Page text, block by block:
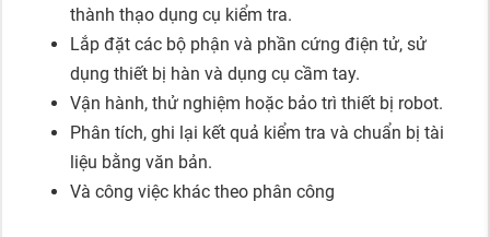
thành thạo dụng cụ kiểm tra.
Lắp đặt các bộ phận và phần cứng điện tử, sử
dụng thiết bị hàn và dụng cụ cầm tay.
Vận hành, thử nghiệm hoặc bảo trì thiết bị robot.
Phân tích, ghi lại kết quả kiểm tra và chuẩn bị tài
liệu bằng văn bản.
Và công việc khác theo phân công